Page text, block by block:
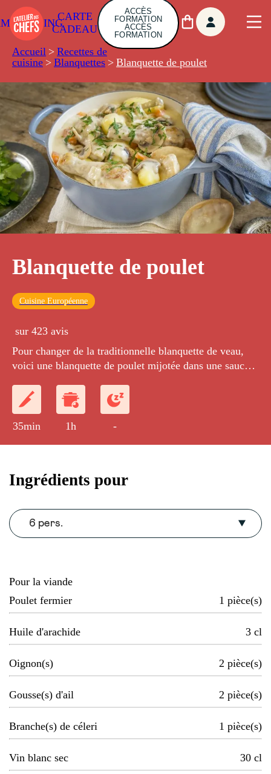
CARTE
CADEAU
ACCÈS
FORMATION
ACCÈS
FORMATION
Accueil > Recettes de
cuisine > Blanquettes > Blanquette de poulet
Blanquette de poulet
Cuisine Européenne
sur 423 avis
Pour changer de la traditionnelle blanquette de veau,
voici une blanquette de poulet mijotée dans une sauce à
35min 1h -
Ingrédients pour
6 pers.
Pour la viande
Poulet fermier
1 pièce(s)
Huile d'arachide 3 cl
Oignon(s) 2 pièce(s)
Gousse(s) d'ail 2 pièce(s)
Branche(s) de céleri 1 pièce(s)
Vin blanc sec 30 cl